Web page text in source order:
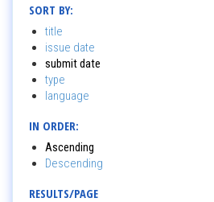
SORT BY:
title
issue date
submit date
type
language
IN ORDER:
Ascending
Descending
RESULTS/PAGE